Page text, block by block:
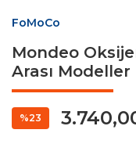
FoMoCo
Mondeo
Arası Modeller
%23